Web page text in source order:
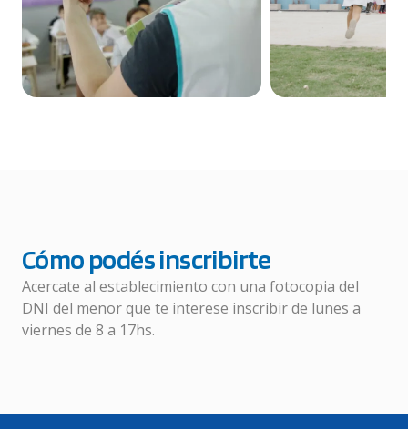
Cómo podés inscribirte
Acercate al establecimiento con una fotocopia del
DNI del menor que te interese inscribir de lunes a
viernes de 8 a 17hs.